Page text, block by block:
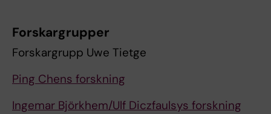
Forskargrupper
Forskargrupp Uwe Tietge
Ping Chens forskning
Ingemar Björkhem/Ulf Diczfaulsys forskning